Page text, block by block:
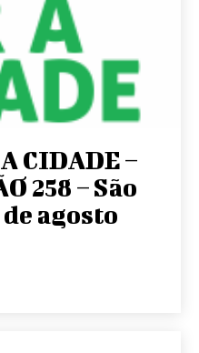
CIDADE –
258 – São
agosto